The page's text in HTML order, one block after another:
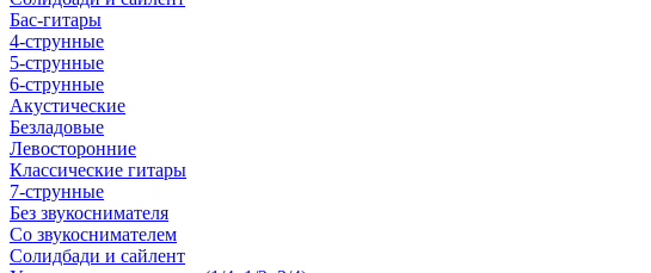
Бас-гитары
4-струнные
5-струнные
6-струнные
Акустические
Безладовые
Левосторонние
Классические гитары
7-струнные
Без звукоснимателя
Со звукоснимателем
Солидбади и сайлент